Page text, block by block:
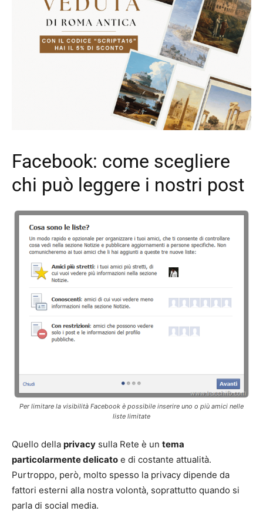
Facebook: come scegliere
chi può leggere i nostri post
Per limitare la visibilità Facebook è possibile inserire uno o più amici nelle
liste limitate
Quello della privacy sulla Rete è un tema
particolarmente delicato e di costante attualità.
Purtroppo, però, molto spesso la privacy dipende da
fattori esterni alla nostra volontà, soprattutto quando si
parla di social media.